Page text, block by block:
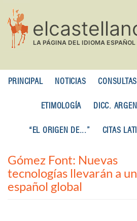
contenido
principal
PRINCIPAL NOTICIAS CONSULTAS
ETIMOLOGÍA DICC.
“EL ORIGEN DE...” CITAS
Gómez Font: Nuevas
tecnologías llevarán a un
español global